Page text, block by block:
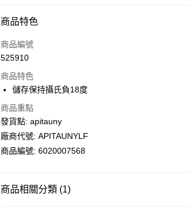
付款方式
信用卡
PayMe
WeChat Pay
送貨方式
每筆HK$100.00，滿HK$500.00或以上免運費
商品特色
商品編號
525910
商品特色
儲存保持攝氏負18度
商品重點
發貨點: apitauny
廠商代號: APITAUNYLF
商品編號: 6020007568
商品相關分類 (1)